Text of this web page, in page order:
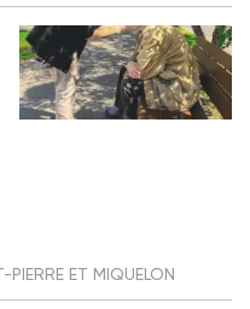
PIERRE ET MIQUELON